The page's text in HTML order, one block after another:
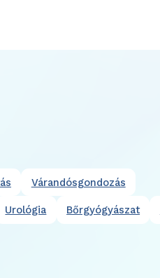
Várandósgondozás
Urológia Bőrgyógyászat